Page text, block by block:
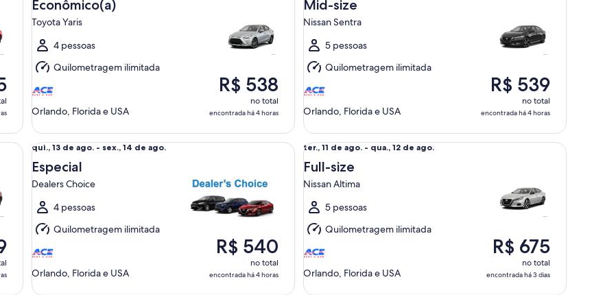
de
ago.
sex.,
14
de
Econômico(a)
Toyota Yaris
4 pessoas
Quilometragem ilimitada
Orlando, Florida e USA
R$ 538
no total
encontrada há 4 horas
de
ago.
sex.,
14
de
Mid-size
Nissan Sentra
5 pessoas
Quilometragem ilimitada
Orlando, Florida e USA
R$ 539
no total
encontrada há 4 horas
qui.,
13
de
ago.
sex.,
14
de
qui., 13 de ago. - sex., 14 de ago.
Especial
Dealers Choice
4 pessoas
Quilometragem ilimitada
Orlando, Florida e USA
R$ 540
no total
encontrada há 4 horas
Especial Dealers Choice
ter.,
11
de
ago.
qua.,
12
de
ter., 11 de ago. - qua., 12 de ago.
Full-size
Nissan Altima
5 pessoas
Quilometragem ilimitada
Orlando, Florida e USA
R$ 675
no total
encontrada há 3 dias
Full-size Nissan Altima